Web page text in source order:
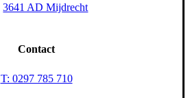
3641 AD Mijdrecht
Contact
T: 0297 785 710